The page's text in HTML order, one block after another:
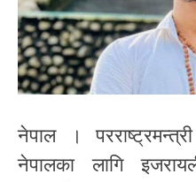
नेपाल ।
नेपालका लागि